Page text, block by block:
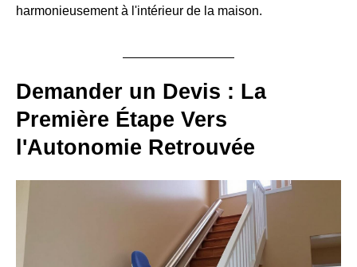
harmonieusement à l'intérieur de la maison.
Demander un Devis : La
Première Étape Vers
l'Autonomie Retrouvée